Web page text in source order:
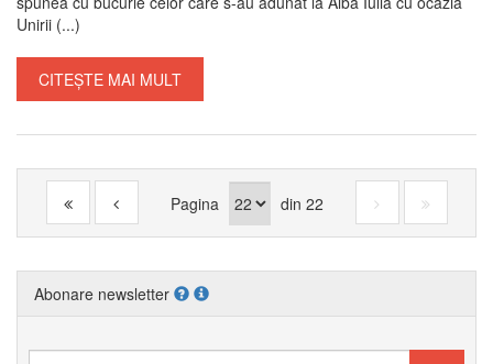
Unirii (...)
CITEȘTE MAI MULT
Pagina din 22
Abonare newsletter